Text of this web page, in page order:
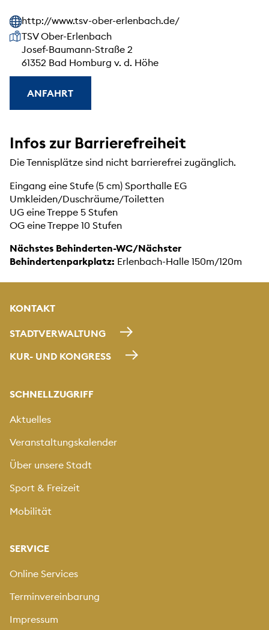
http://www.tsv-ober-erlenbach.de/
Unsere Anschrift
TSV Ober-Erlenbach
Josef-Baumann-Straße 2
61352 Bad Homburg v. d. Höhe
ANFAHRT
Infos zur Barrierefreiheit
Die Tennisplätze sind nicht barrierefrei zugänglich.
Eingang eine Stufe (5 cm) Sporthalle EG
Umkleiden/Duschräume/Toiletten
UG eine Treppe 5 Stufen
OG eine Treppe 10 Stufen
Nächstes Behinderten-WC/Nächster
Behindertenparkplatz: Erlenbach-Halle 150m/120m
KONTAKT
STADTVERWALTUNG
KUR- UND KONGRESS
SCHNELLZUGRIFF
Aktuelles
Veranstaltungskalender
Über unsere Stadt
Sport & Freizeit
Mobilität
SERVICE
Online Services
Terminvereinbarung
Impressum